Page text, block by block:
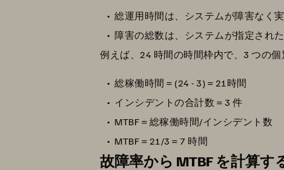
総運用時間は、システムが障害なく
障害の総数は、システムが指定され
例えば、24 時間の時間枠内で、3 つの
総稼働時間 = (24 - 3) = 21時間
インシデントの合計数 = 3 件
MTBF = 総稼働時間/インシデント数
MTBF = 21/3 = 7 時間
故障率から MTBF を計算す